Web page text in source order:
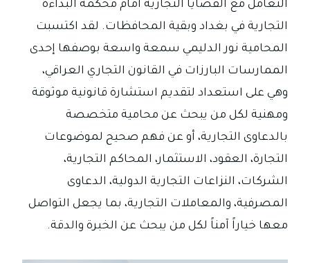
التعامل مع القضايا التجارية أمام محكمة البداءة
التجارية في بغداد وبقية المحافظات. لقد اكتسبت
المحامية نور الدليمي سمعة واسعة بوصفها إحدى
الممارسات البارزات في القانون التجاري العراقي،
وهي على استعداد لتقديم استشارة قانونية موثوقة
ومهنية لكل من يبحث عن محامية متخصصة
بالدعاوى التجارية، أو عن فهم صحيح لموضوعات
التجارة، العقود، الاستثمار، المحاكم التجارية،
الشركات، النزاعات التجارية الدولية، الدعاوى
المصرفية، والمعاملات التجارية، بما يجعل التواصل
معها خياراً آمناً لكل من يبحث عن الخبرة والدقة.